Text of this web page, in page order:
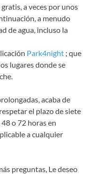
a veces por unos
a menudo
de agua, incluso la
Park4night ; que
lugares donde se
acaba de
el plazo de siete
o 72 horas en
a cualquier
preguntas, Le deseo